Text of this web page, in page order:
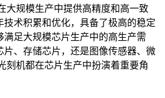
大规模生产中提供高精度和高一致
技术积累和优化，具备了极高的稳定
满足大规模芯片生产中的高生产需
片、存储芯片，还是图像传感器、微
刻机都在芯片生产中扮演着重要角